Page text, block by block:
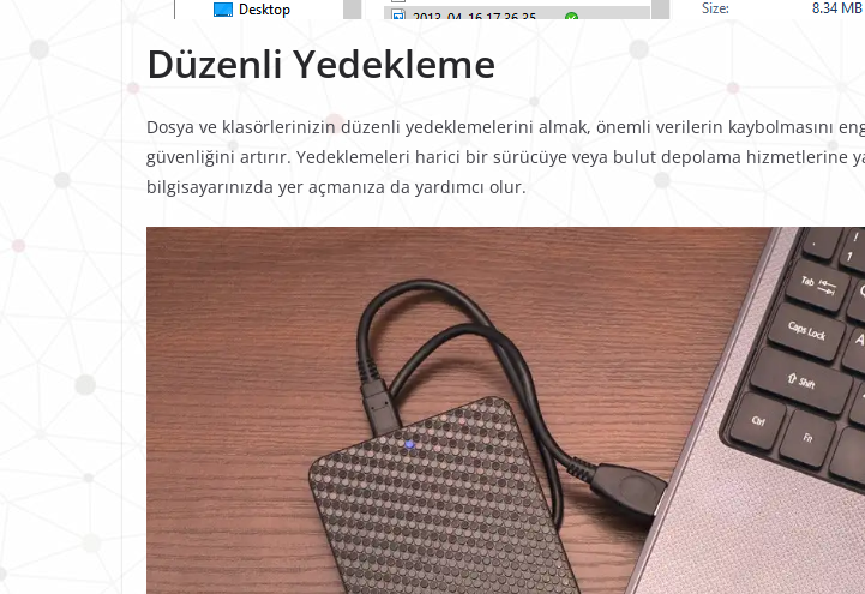
Düzenli Yedekleme
Dosya ve klasörlerinizin düzenli yedeklemelerini almak, önemli verilerin kaybolmasını
güvenliğini artırır. Yedeklemeleri harici bir sürücüye veya bulut depolama hizmetlerine
bilgisayarınızda yer açmanıza da yardımcı olur.